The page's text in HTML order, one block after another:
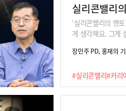
실리콘밸리
#실리콘밸리#커리
‘실리콘밸리의 멘
게 생각해요. 그게
람이 되지 말자, 결
기’입니다. ‘내가
와 빼기를 하는 사
장민주 PD, 홍재의